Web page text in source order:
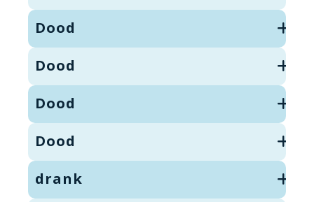
Dood
Dood
Dood
Dood
drank